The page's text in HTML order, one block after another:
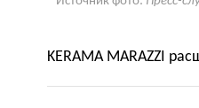
KERAMA MARAZZI